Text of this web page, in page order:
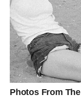
Zvijezde vam sada
Zato nemojte
ovog vikenda
Jer poruka koju vam
promijeniti mnogo